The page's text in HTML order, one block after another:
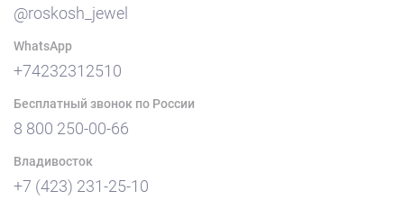
@roskosh_jewel
WhatsApp
+74232312510
Бесплатный звонок по России
8 800 250-00-66
Владивосток
+7 (423) 231-25-10